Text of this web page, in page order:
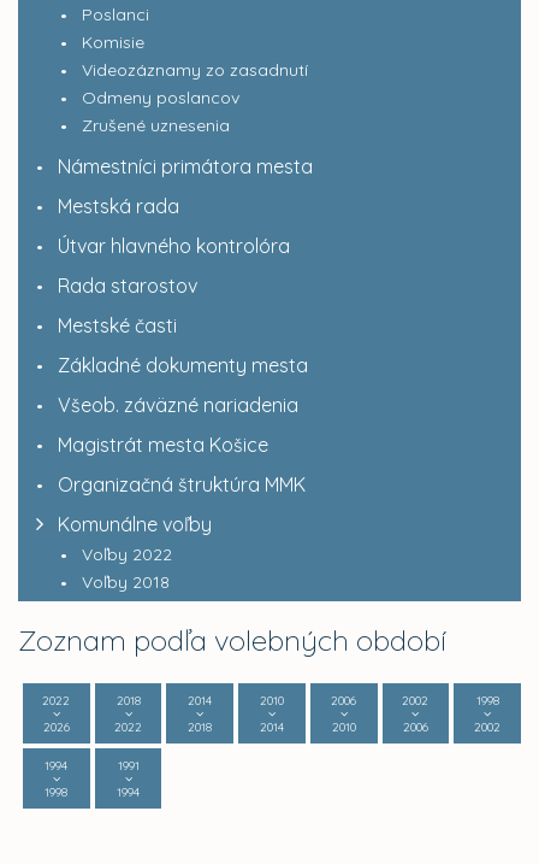
Poslanci
Komisie
Videozáznamy zo zasadnutí
Odmeny poslancov
Zrušené uznesenia
Námestníci primátora mesta
Mestská rada
Útvar hlavného kontrolóra
Rada starostov
Mestské časti
Základné dokumenty mesta
Všeob. záväzné nariadenia
Magistrát mesta Košice
Organizačná štruktúra MMK
Komunálne voľby
Voľby 2022
Voľby 2018
Zoznam podľa volebných období
2022
2026
2018
2022
2014
2018
2010
2014
2006
2010
2002
2006
1998
2002
1994
1998
1991
1994